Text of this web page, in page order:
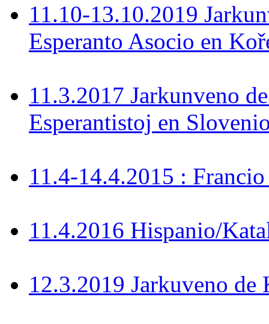
11.10-13.10.2019
Esperanto Asocio en
11.3.2017 Jarkunveno
Esperantistoj en
11.4-14.4.2015 :
11.4.2016 Hispanio/
12.3.2019 Jarkuveno de